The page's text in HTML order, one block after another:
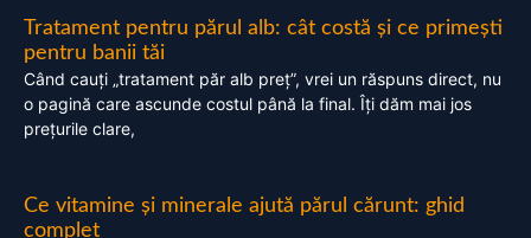
Tratament pentru părul alb: cât costă și ce primești
pentru banii tăi
Când cauți „tratament păr alb preț”, vrei un răspuns direct, nu
o pagină care ascunde costul până la final. Îți dăm mai jos
prețurile clare,
Ce vitamine și minerale ajută părul cărunt: ghid
complet